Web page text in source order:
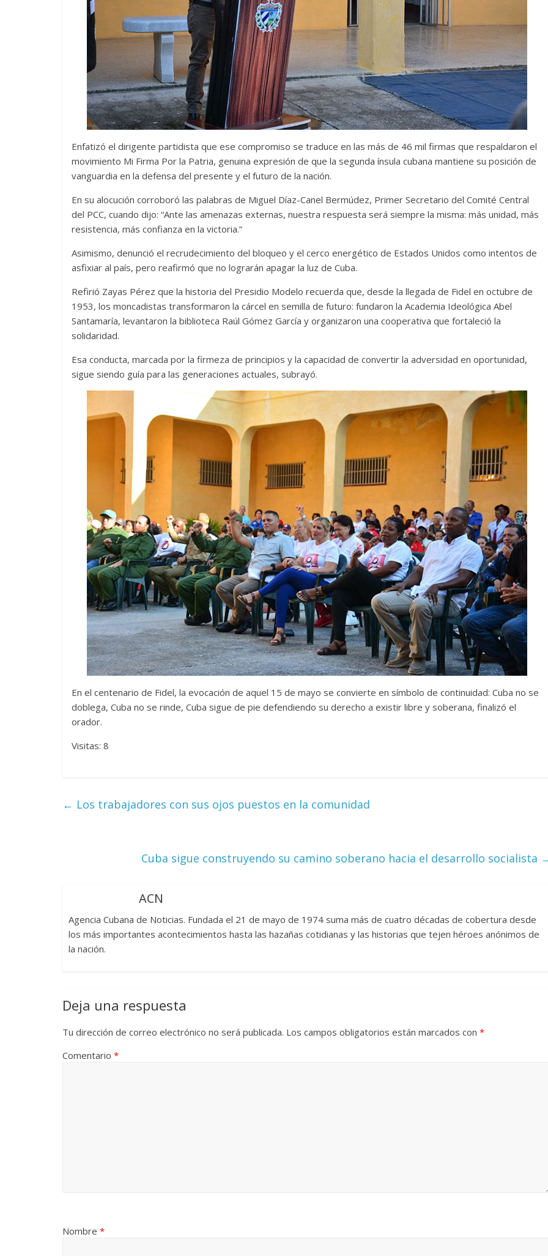
Enfatizó el dirigente partidista que ese compromiso se traduce en las más de 46 mil firmas que respaldaron el
movimiento Mi Firma Por la Patria, genuina expresión de que la segunda ínsula cubana mantiene su posición de
vanguardia en la defensa del presente y el futuro de la nación.
En su alocución corroboró las palabras de Miguel Díaz-Canel Bermúdez, Primer Secretario del Comité Central
del PCC, cuando dijo: “Ante las amenazas externas, nuestra respuesta será siempre la misma: más unidad, más
resistencia, más confianza en la victoria.”
Asimismo, denunció el recrudecimiento del bloqueo y el cerco energético de Estados Unidos como intentos de
asfixiar al país, pero reafirmó que no lograrán apagar la luz de Cuba.
Refirió Zayas Pérez que la historia del Presidio Modelo recuerda que, desde la llegada de Fidel en octubre de
1953, los moncadistas transformaron la cárcel en semilla de futuro: fundaron la Academia Ideológica Abel
Santamaría, levantaron la biblioteca Raúl Gómez García y organizaron una cooperativa que fortaleció la
solidaridad.
Esa conducta, marcada por la firmeza de principios y la capacidad de convertir la adversidad en oportunidad,
sigue siendo guía para las generaciones actuales, subrayó.
En el centenario de Fidel, la evocación de aquel 15 de mayo se convierte en símbolo de continuidad: Cuba no se
doblega, Cuba no se rinde, Cuba sigue de pie defendiendo su derecho a existir libre y soberana, finalizó el
orador.
Visitas: 8
← Los trabajadores con sus ojos puestos en la comunidad
Cuba sigue construyendo su camino soberano hacia el desarrollo socialista
ACN
Agencia Cubana de Noticias. Fundada el 21 de mayo de 1974 suma más de cuatro décadas de cobertura desde
los más importantes acontecimientos hasta las hazañas cotidianas y las historias que tejen héroes anónimos de
la nación.
Deja una respuesta
Tu dirección de correo electrónico no será publicada. Los campos obligatorios están marcados con *
Comentario *
Nombre *
interclasista en la alta
burguesía mexicana
Cine macizo de
28 diciembre, 2025
Julio Martínez Molina
0
Un vergel en las nieblas de